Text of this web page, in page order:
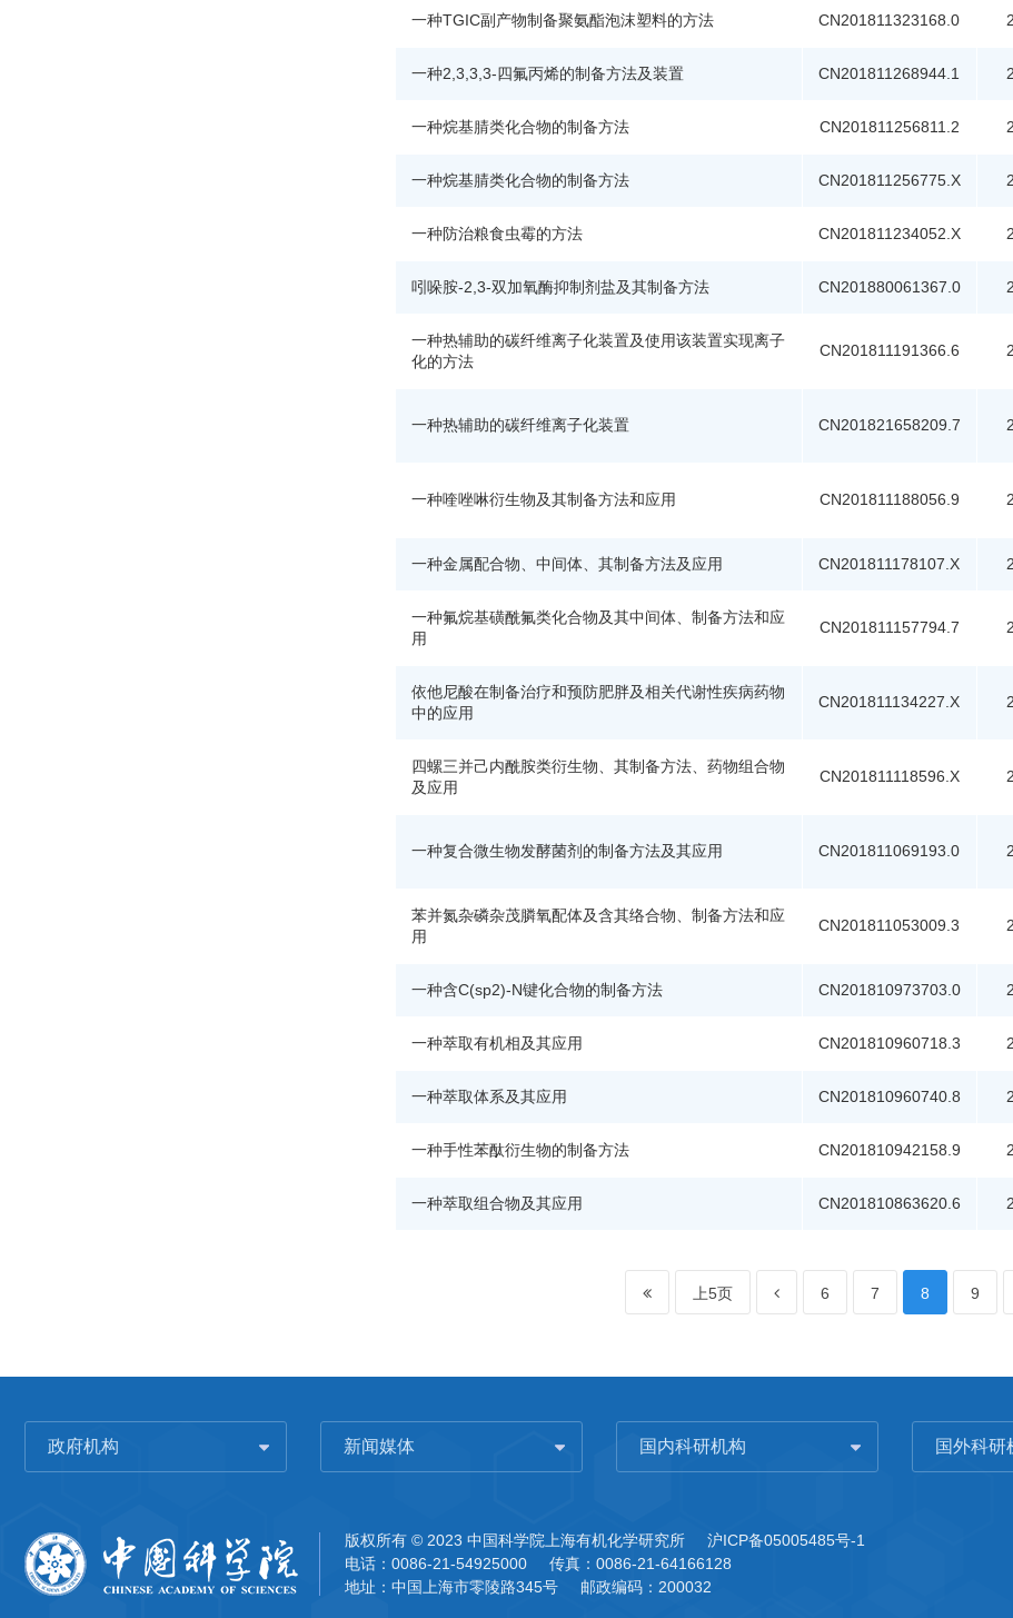
一种TGIC副产物制备聚氨酯泡沫塑料的方法 CN201811323168.0
一种2,3,3,3-四氟丙烯的制备方法及装置 CN201811268944.1
一种烷基腈类化合物的制备方法 CN201811256811.2
一种烷基腈类化合物的制备方法 CN201811256775.X
一种防治粮食虫霉的方法 CN201811234052.X
吲哚胺-2,3-双加氧酶抑制剂盐及其制备方法 CN201880061367.0
一种热辅助的碳纤维离子化装置及使用该装置实现离子
化的方法
CN201811191366.6
一种热辅助的碳纤维离子化装置 CN201821658209.7
一种喹唑啉衍生物及其制备方法和应用 CN201811188056.9
一种金属配合物、中间体、其制备方法及应用 CN201811178107.X
一种氟烷基磺酰氟类化合物及其中间体、制备方法和应
用
CN201811157794.7
依他尼酸在制备治疗和预防肥胖及相关代谢性疾病药物
中的应用
CN201811134227.X
四螺三并己内酰胺类衍生物、其制备方法、药物组合物
及应用
CN201811118596.X
一种复合微生物发酵菌剂的制备方法及其应用 CN201811069193.0
苯并氮杂磷杂茂膦氧配体及含其络合物、制备方法和应
用
CN201811053009.3
一种含C(sp2)-N键化合物的制备方法 CN201810973703.0
一种萃取有机相及其应用 CN201810960718.3
一种萃取体系及其应用 CN201810960740.8
一种手性苯酞衍生物的制备方法 CN201810942158.9
一种萃取组合物及其应用 CN201810863620.6
上5页 6 7 8 9
政府机构 新闻媒体 国内科研机构 国外科研
版权所有 © 2023 中国科学院上海有机化学研究所
沪ICP备05005485号-1
电话：0086-21-54925000
传真：0086-21-64166128
地址：中国上海市零陵路345号
邮政编码：200032